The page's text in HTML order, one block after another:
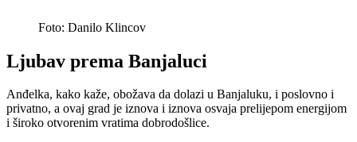
Foto: Danilo Klincov
Ljubav prema Banjaluci
Anđelka, kako kaže, obožava da dolazi u Banjaluku, i poslovno i
privatno, a ovaj grad je iznova i iznova osvaja prelijepom energijom
i široko otvorenim vratima dobrodošlice.